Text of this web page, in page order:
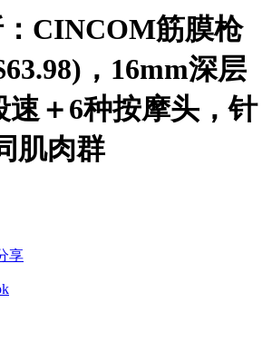
CINCOM筋膜枪
，16mm深层
速＋6种按摩头，针
肌肉群
享